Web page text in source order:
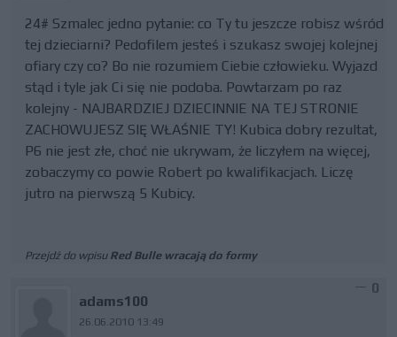
24# Szmalec jedno pytanie: co Ty tu jeszcze robisz wśród
tej dzieciarni? Pedofilem jesteś i szukasz swojej kolejnej
ofiary czy co? Bo nie rozumiem Ciebie człowieku. Wyjazd
stąd i tyle jak Ci się nie podoba. Powtarzam po raz
kolejny - NAJBARDZIEJ DZIECINNIE NA TEJ STRONIE
ZACHOWUJESZ SIĘ WŁAŚNIE TY! Kubica dobry rezultat,
P6 nie jest złe, choć nie ukrywam, że liczyłem na więcej,
zobaczymy co powie Robert po kwalifikacjach. Liczę
jutro na pierwszą 5 Kubicy.
Przejdź do wpisu Red Bulle wracają do formy
adams100
26.06.2010 13:49
0